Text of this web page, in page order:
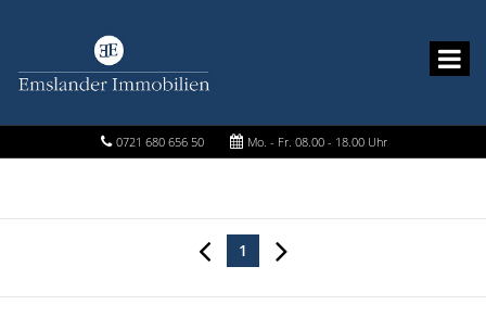
0721 680 656 50 Mo. - Fr. 08.00 - 18.00 Uhr
1